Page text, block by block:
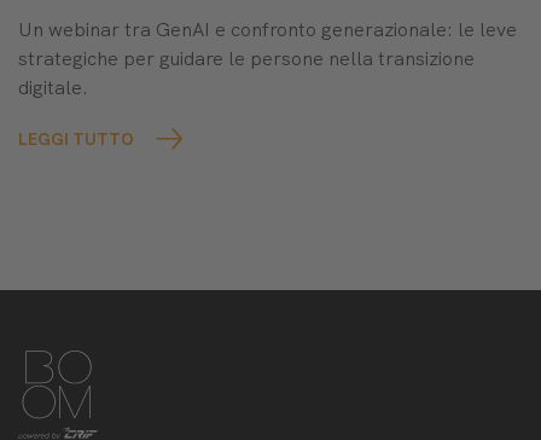
Un webinar tra GenAI e confronto generazionale: le leve
strategiche per guidare le persone nella transizione
digitale.
LEGGI TUTTO